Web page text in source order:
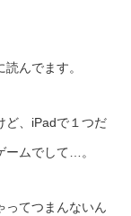
んでます。
ど、iPadで１つだ
ムでして…。
ってつまんないん